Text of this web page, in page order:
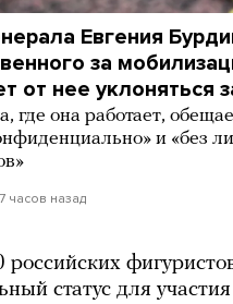
Евгения
за
от нее уклоняться
она работает,
и «без
7 часов назад
российских
статус для участия